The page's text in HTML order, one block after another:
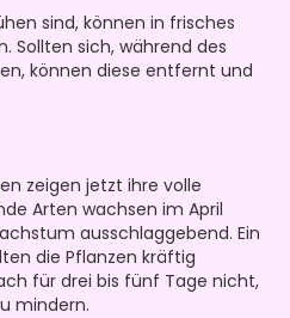
sind, können in frisches
Sollten sich, während des
können diese entfernt und
zeigen jetzt ihre volle
Arten wachsen im April
ausschlaggebend. Ein
die Pflanzen kräftig
für drei bis fünf Tage nicht,
mindern.